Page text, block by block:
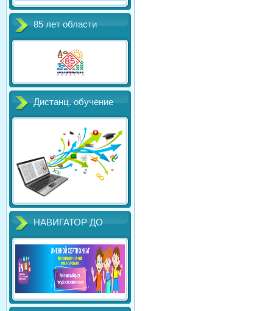
85 лет области
Дистанц. обучение
НАВИГАТОР ДО